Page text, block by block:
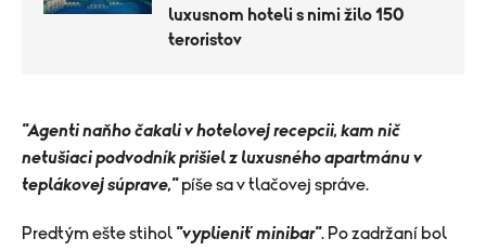
luxusnom hoteli s nimi žilo 150
teroristov
"Agenti naňho čakali v hotelovej recepcii, kam nič
netušiaci podvodník prišiel z luxusného apartmánu v
teplákovej súprave,"píše sa v tlačovej správe.
Predtým ešte stihol "vyplieniť minibar". Po zadržaní bol